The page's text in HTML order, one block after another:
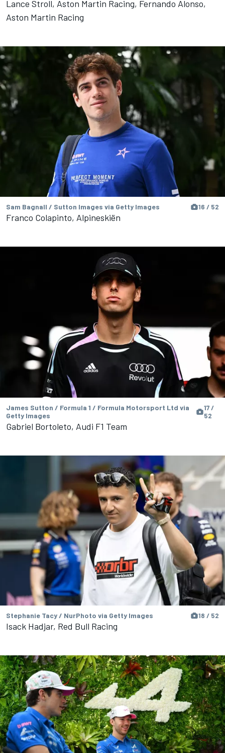
Lance Stroll, Aston Martin Racing, Fernando Alonso,
Aston Martin Racing
Sam Bagnall / Sutton Images via Getty Images 16 / 52
Franco Colapinto, Alpineskiën
James Sutton / Formula 1 / Formula Motorsport Ltd via
Getty Images
17 /
52
Gabriel Bortoleto, Audi F1 Team
Stephanie Tacy / NurPhoto via Getty Images 18 / 52
Isack Hadjar, Red Bull Racing